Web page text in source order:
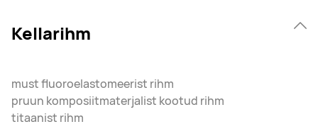
Kellarihm
must fluoroelastomeerist rihm
pruun komposiitmaterjalist kootud rihm
titaanist rihm